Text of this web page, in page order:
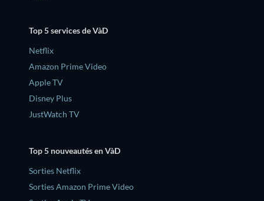
Top 5 services de VàD
Netflix
Amazon Prime Video
Apple TV
Disney Plus
JustWatch TV
Top 5 nouveautés en VàD
Sorties Netflix
Sorties Amazon Prime Video